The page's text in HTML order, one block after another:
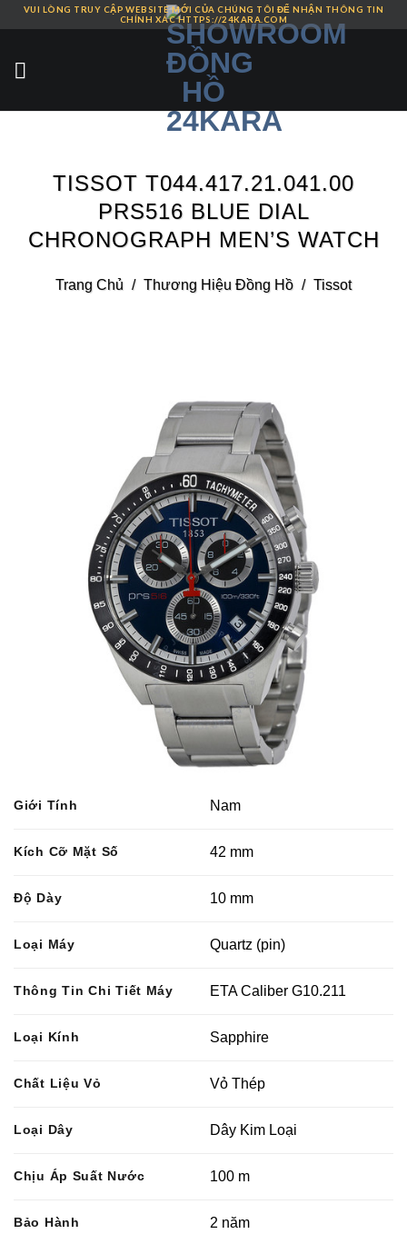
Skip
content
VUI LÒNG TRUY CẬP WEBSITE MỚI CỦA CHÚNG TÔI ĐỂ NHẬN THÔNG TIN
CHÍNH XÁC HTTPS://24KARA.COM
TISSOT T044.417.21.041.00
PRS516 BLUE DIAL
CHRONOGRAPH MEN’S WATCH
Trang Chủ / Thương Hiệu Đồng Hồ / Tissot
Giới Tính Nam
Kích Cỡ Mặt Số 42 mm
Độ Dày 10 mm
Loại Máy Quartz (pin)
Thông Tin Chi Tiết Máy ETA Caliber G10.211
Loại Kính Sapphire
Chất Liệu Vỏ Vỏ Thép
Loại Dây Dây Kim Loại
Chịu Áp Suất Nước 100 m
Bảo Hành 2 năm